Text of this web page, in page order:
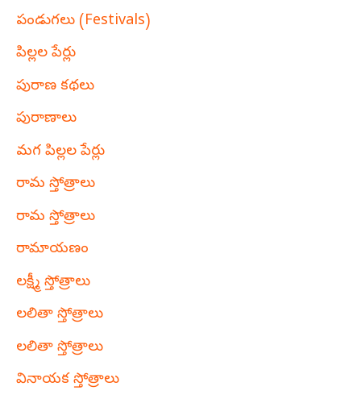
పండుగలు (Festivals)
పిల్లల పేర్లు
పురాణ కథలు
పురాణాలు
మగ పిల్లల పేర్లు
రామ స్తోత్రాలు
రామ స్తోత్రాలు
రామాయణం
లక్ష్మీ స్తోత్రాలు
లలితా స్తోత్రాలు
లలితా స్తోత్రాలు
వినాయక స్తోత్రాలు